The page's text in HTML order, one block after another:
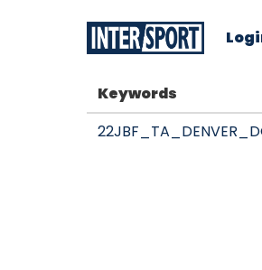
Keywords